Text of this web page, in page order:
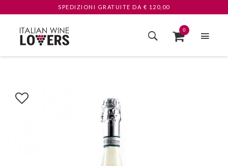
SPEDIZIONI GRATUITE DA € 120,00
0